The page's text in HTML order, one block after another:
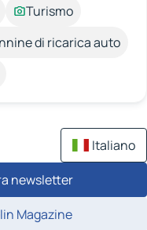
Turismo
di ricarica auto
Italiano
newsletter
Magazine